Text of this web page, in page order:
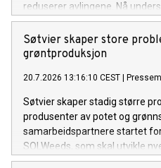
reduserer avlingene. Nå
problemet og mulige tiltak.
Søtvier skaper store
grøntproduksjon
20.7.2026 13:16:10 CEST
Søtvier skaper stadig større
produsenter av potet og
samarbeidspartnere startet
SOLWeeds, som skal utvikle
ugraset og redusere